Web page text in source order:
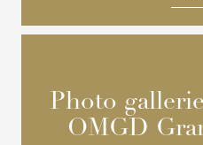
Photo
OMGD
Photo
OMGD